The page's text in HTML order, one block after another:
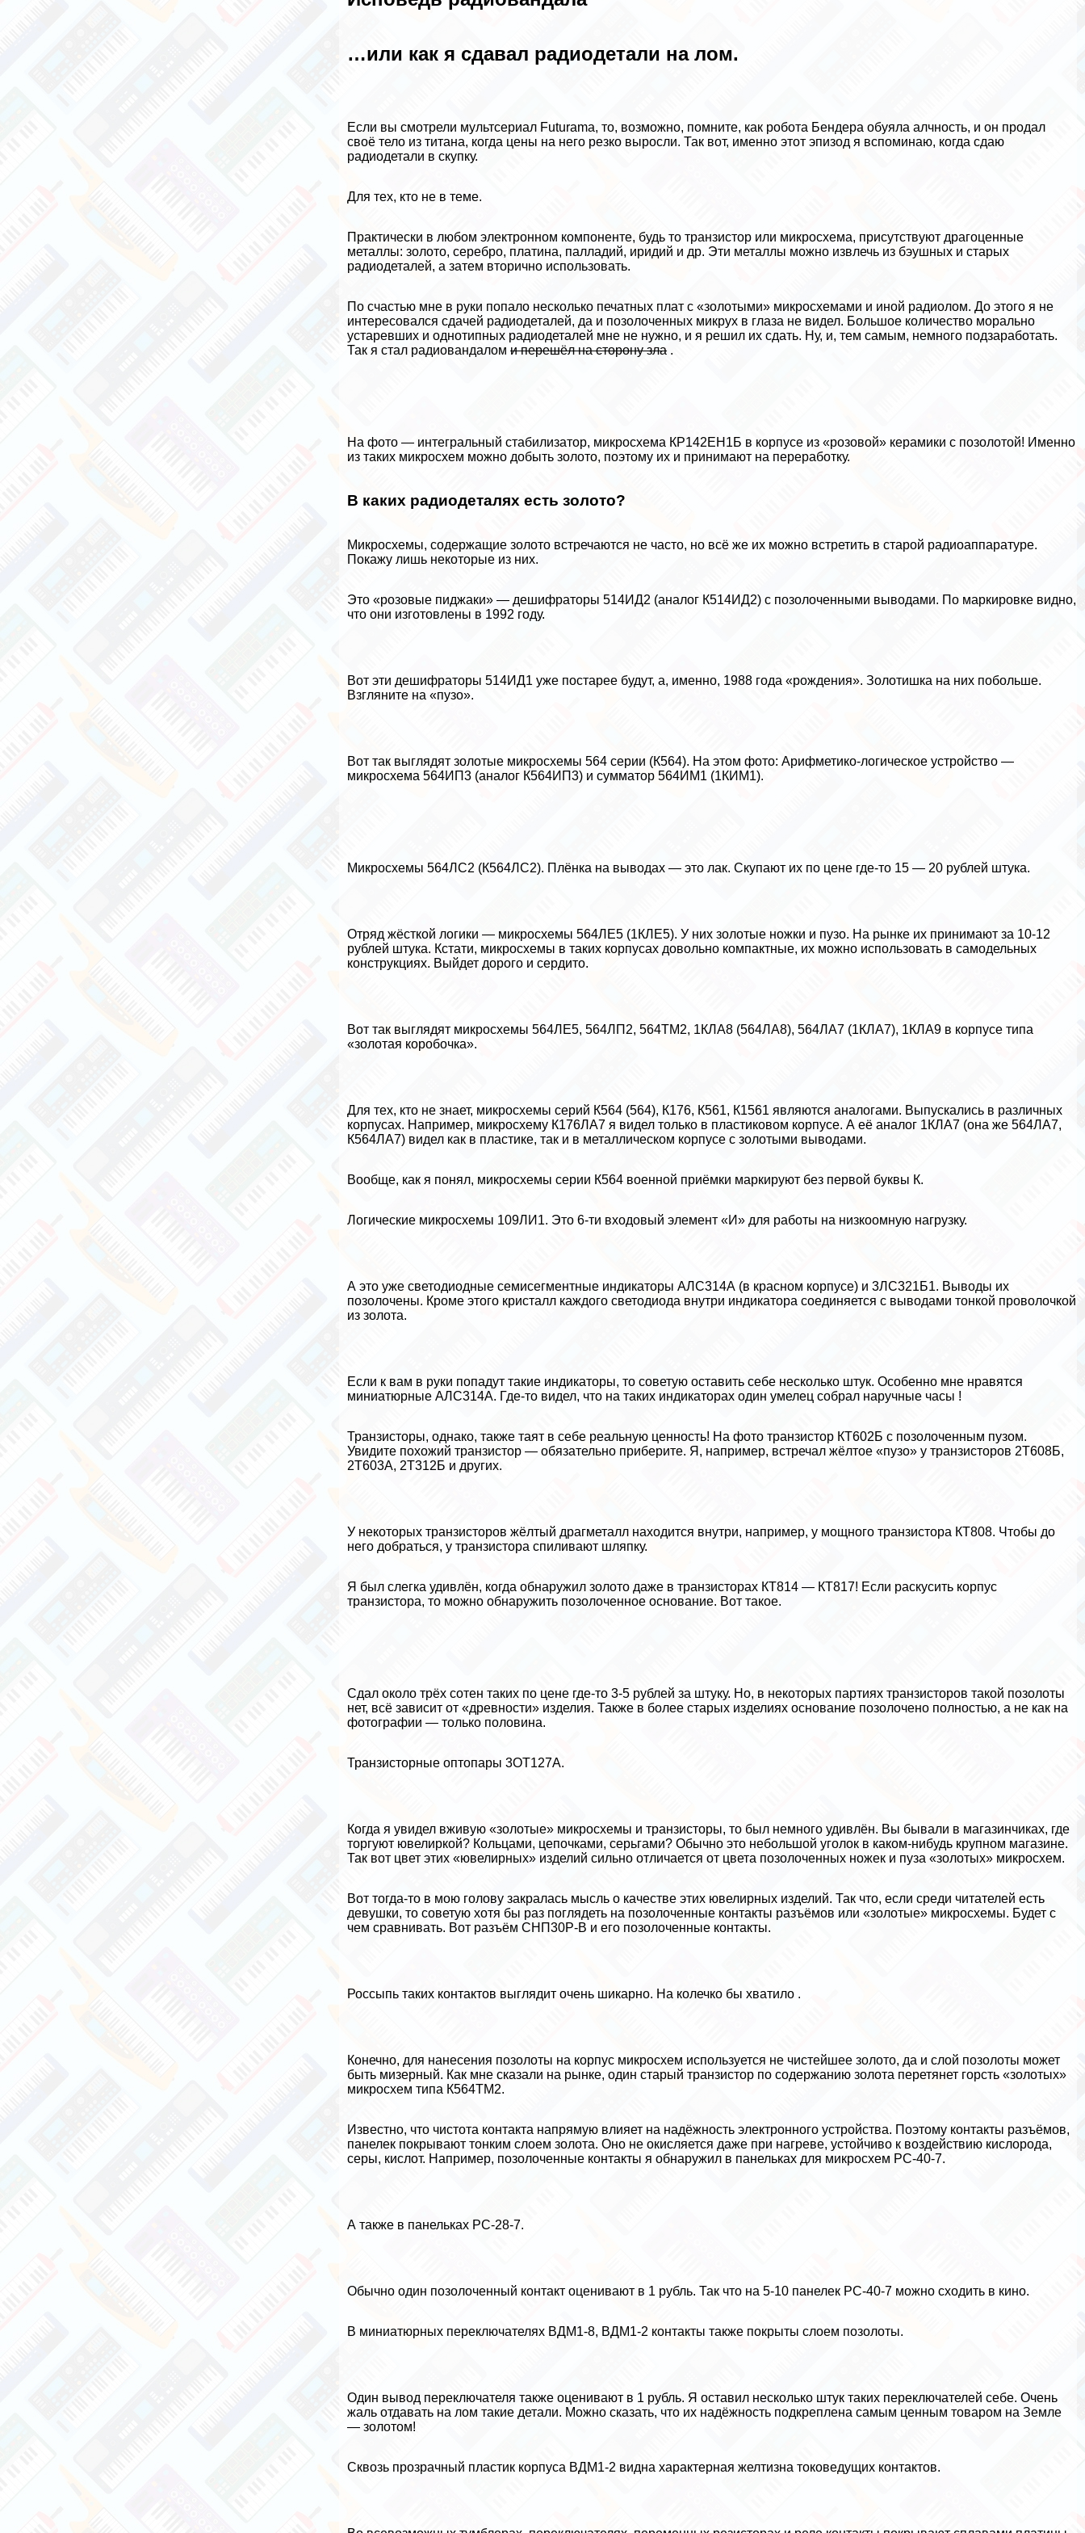
…или как я сдавал радиодетали на лом.
Если вы смотрели мультсериал Futurama, то, возможно, помните, как робота Бендера обуяла алчность, и он продал
своё тело из титана, когда цены на него резко выросли. Так вот, именно этот эпизод я вспоминаю, когда сдаю
радиодетали в скупку.
Для тех, кто не в теме.
Пpaктически в любом электронном компоненте, будь то транзистор или микросхема, присутствуют драгоценные
металлы: золото, серебро, платина, палладий, иридий и др. Эти металлы можно извлечь из бэушных и старых
радиодеталей, а затем вторично использовать.
По счастью мне в руки попало несколько печатных плат с «золотыми» микросхемами и иной радиолом. До этого я не
интересовался сдачей радиодеталей, да и позолоченных микрух в глаза не видел. Большое количество мopaльно
устаревших и однотипных радиодеталей мне не нужно, и я решил их сдать. Ну, и, тем самым, немного подзаработать.
Так я стал радиовандаломи перешёл на сторону зла.
На фото — интегральный стабилизатор, микросхема КР142ЕН1Б в корпусе из «розовой» керамики с позолотой! Именно
из таких микросхем можно добыть золото, поэтому их и принимают на переработку.
В каких радиодеталях есть золото?
Микросхемы, содержащие золото встречаются не часто, но всё же их можно встретить в старой радиоаппаратуре.
Покажу лишь некоторые из них.
Это «розовые пиджаки» — дешифраторы 514ИД2 (аналог К514ИД2) с позолоченными выводами. По маркировке видно,
что они изготовлены в 1992 году.
Вот эти дешифраторы 514ИД1 уже постарее будут, а, именно, 1988 года «рождения». Золотишка на них побольше.
Взгляните на «пузо».
Вот так выглядят золотые микросхемы 564 серии (К564). На этом фото: Арифметико-логическое устройство —
микросхема 564ИП3 (аналог К564ИП3) и сумматор 564ИМ1 (1КИМ1).
Микросхемы 564ЛС2 (К564ЛС2). Плёнка на выводах — это лак. Скупают их по цене где-то 15 — 20 рублей штука.
Отряд жёсткой логики — микросхемы 564ЛЕ5 (1КЛЕ5). У них золотые ножки и пузо. На рынке их принимают за 10-12
рублей штука. Кстати, микросхемы в таких корпусах довольно компактные, их можно использовать в самодельных
конструкциях. Выйдет дорого и сердито.
Вот так выглядят микросхемы 564ЛЕ5, 564ЛП2, 564ТМ2, 1КЛА8 (564ЛА8), 564ЛА7 (1КЛА7), 1КЛА9 в корпусе типа
«золотая коробочка».
Для тех, кто не знает, микросхемы серий К564 (564), К176, К561, К1561 являются аналогами. Выпускались в различных
корпусах. Например, микросхему К176ЛА7 я видел только в пластиковом корпусе. А её аналог 1КЛА7 (она же 564ЛА7,
К564ЛА7) видел как в пластике, так и в металлическом корпусе с золотыми выводами.
Вообще, как я понял, микросхемы серии К564 военной приёмки маркируют без первой буквы К.
Логические микросхемы 109ЛИ1. Это 6-ти входовый элемент «И» для работы на низкоомную нагрузку.
А это уже светодиодные семисегментные индикаторы АЛС314А (в красном корпусе) и 3ЛС321Б1. Выводы их
позолочены. Кроме этого кристалл каждого светодиода внутри индикатора соединяется с выводами тонкой проволочкой
из золота.
Если к вам в руки попадут такие индикаторы, то советую оставить себе несколько штук. Особенно мне нравятся
миниатюрные АЛС314А. Где-то видел, что на таких индикаторах один умелец собрал наручные часы !
Транзисторы, однако, также таят в себе реальную ценность! На фото транзистор КТ602Б с позолоченным пузом.
Увидите похожий транзистор — обязательно приберите. Я, например, встречал жёлтое «пузо» у транзисторов 2Т608Б,
2Т603А, 2Т312Б и других.
У некоторых транзисторов жёлтый драгметалл находится внутри, например, у мощного транзистора КТ808. Чтобы до
него добраться, у транзистора спиливают шляпку.
Я был слегка удивлён, когда обнаружил золото даже в транзисторах КТ814 — КТ817! Если раскусить корпус
транзистора, то можно обнаружить позолоченное основание. Вот такое.
Сдал около трёх сотен таких по цене где-то 3-5 рублей за штуку. Но, в некоторых партиях транзисторов такой позолоты
нет, всё зависит от «древности» изделия. Также в более старых изделиях основание позолочено полностью, а не как на
фотографии — только половина.
Транзисторные оптопары 3ОТ127А.
Когда я увидел вживую «золотые» микросхемы и транзисторы, то был немного удивлён. Вы бывали в магазинчиках, где
торгуют ювелиркой? Кольцами, цепочками, серьгами? Обычно это небольшой уголок в каком-нибудь крупном магазине.
Так вот цвет этих «ювелирных» изделий сильно отличается от цвета позолоченных ножек и пуза «золотых» микросхем.
Вот тогда-то в мою голову закралась мысль о качестве этих ювелирных изделий. Так что, если среди читателей есть
дeвyшки, то советую хотя бы раз поглядеть на позолоченные контакты разъёмов или «золотые» микросхемы. Будет с
чем сравнивать. Вот разъём СНП30P-B и его позолоченные контакты.
Россыпь таких контактов выглядит очень шикарно. На колечко бы хватило .
Конечно, для нанесения позолоты на корпус микросхем используется не чистейшее золото, да и слой позолоты может
быть мизерный. Как мне сказали на рынке, один старый транзистор по содержанию золота перетянет горсть «золотых»
микросхем типа К564ТМ2.
Известно, что чистота контакта напрямую влияет на надёжность электронного устройства. Поэтому контакты разъёмов,
панелек покрывают тонким слоем золота. Оно не окисляется даже при нагреве, устойчиво к воздействию кислорода,
серы, кислот. Например, позолоченные контакты я обнаружил в панельках для микросхем РС-40-7.
А также в панельках РС-28-7.
Обычно один позолоченный контакт оценивают в 1 рубль. Так что на 5-10 панелек РС-40-7 можно сходить в кино.
В миниатюрных переключателях ВДМ1-8, ВДМ1-2 контакты также покрыты слоем позолоты.
Один вывод переключателя также оценивают в 1 рубль. Я оставил несколько штук таких переключателей себе. Очень
жаль отдавать на лом такие детали. Можно сказать, что их надёжность подкреплена самым ценным товаром на Земле
— золотом!
Сквозь прозрачный пластик корпуса ВДМ1-2 видна хаpaктерная желтизна токоведущих контактов.